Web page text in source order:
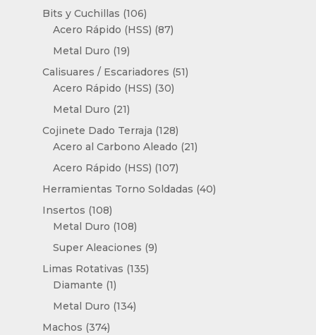
productos
Bits y Cuchillas 106106
productos
Acero Rápido (HSS) 8787
Metal Duro 1919
productos
Calisuares / Escariadores 5151
Acero Rápido (HSS) 3030
Metal Duro 2121
productos
Cojinete Dado Terraja 128128
productos
Acero al Carbono Aleado 2121
Acero Rápido (HSS) 107107
productos
Herramientas Torno Soldadas 4040
Insertos 108108
productos
Metal Duro 108108
productos
Super Aleaciones 99
Limas Rotativas 135135
Diamante 11
producto
Metal Duro 134134
Machos 374374